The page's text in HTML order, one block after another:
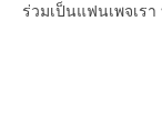
ร่วมเป็นแฟนเพจเร